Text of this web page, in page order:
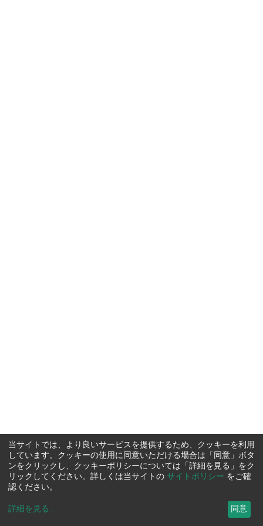
当サイトでは、より良いサービスを提供するため、クッキーを利用
しています。クッキーの使用に同意いただける場合は「同意」ボタ
ンをクリックし、クッキーポリシーについては「詳細を見る」をク
リックしてください。詳しくは当サイトの サイトポリシー をご確
認ください。
詳細を見る ... 同意